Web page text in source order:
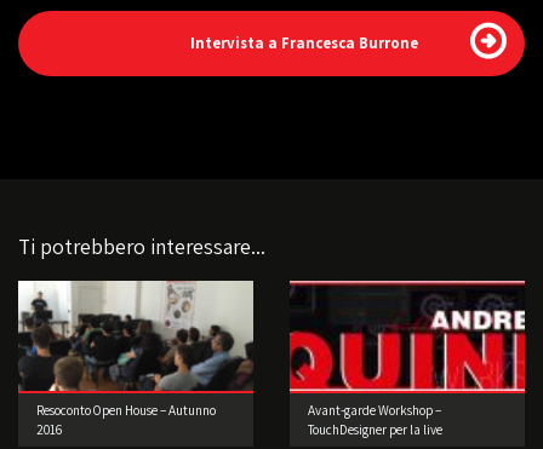
Intervista a Francesca Burrone
Ti potrebbero interessare...
Resoconto Open House – Autunno
2016
Avant-garde Workshop –
TouchDesigner per la live